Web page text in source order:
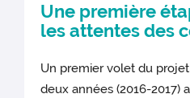
Une première
les attentes des
Un premier volet du
deux années (2016-2017)